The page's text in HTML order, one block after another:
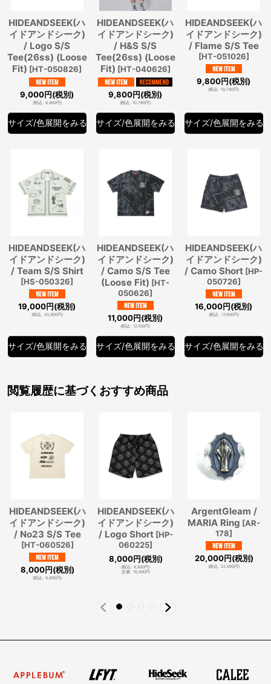
HIDEANDSEEK(ハ
イドアンドシーク)
/ Logo S/S
Tee(26ss) (Loose
Fit) [HT-050826]
9,000円(税別)
(税込: 9,900円)
サイズ/色展開をみる
HIDEANDSEEK(ハ
イドアンドシーク)
/ H&S S/S
Tee(26ss) (Loose
Fit) [HT-040626]
9,800円(税別)
(税込: 10,780円)
サイズ/色展開をみる
HIDEANDSEEK(ハ
イドアンドシーク)
/ Flame S/S Tee
[HT-051026]
9,800円(税別)
(税込: 10,780円)
サイズ/色展開をみる
HIDEANDSEEK(ハ
イドアンドシーク)
/ Team S/S Shirt
[HS-050326]
19,000円(税別)
(税込: 20,900円)
サイズ/色展開をみる
HIDEANDSEEK(ハ
イドアンドシーク)
/ Camo S/S Tee
(Loose Fit) [HT-
050626]
11,000円(税別)
(税込: 12,100円)
サイズ/色展開をみる
HIDEANDSEEK(ハ
イドアンドシーク)
/ Camo Short [HP-
050726]
16,000円(税別)
(税込: 17,600円)
サイズ/色展開をみる
閲覧履歴に基づくおすすめ商品
HIDEANDSEEK(ハ
イドアンドシーク)
/ No23 S/S Tee
[HT-060526]
8,000円(税別)
(税込: 8,800円)
HIDEANDSEEK(ハ
イドアンドシーク)
/ Logo Short [HP-
060225]
8,000円(税別)
(税込: 8,800円)
定価 : 16,000円
ArgentGleam /
MARIA Ring [AR-
178]
20,000円(税別)
(税込: 22,000円)